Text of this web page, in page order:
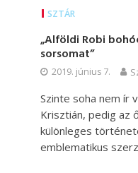
SZTÁR
„Alföldi Robi
sorsomat”
2019. június 7.
Szinte soha nem ír
Krisztián, pedig az
különleges
emblematikus